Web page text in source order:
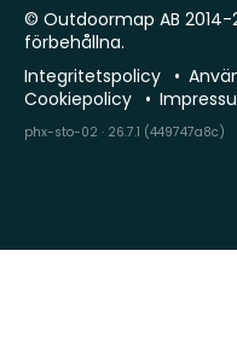
© Outdoormap AB
förbehållna.
Integritetspolicy
Cookiepolicy
phx-sto-02 · 26.7.1 (449747a8c)